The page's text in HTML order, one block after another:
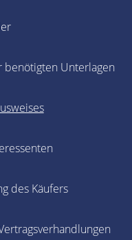
benötigten Unterlagen
des Käufers